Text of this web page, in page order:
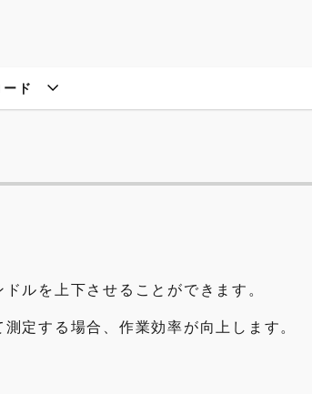
ド
ルを上下させることができます。
定する場合、作業効率が向上します。